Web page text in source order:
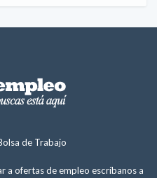
de Trabajo
a ofertas de empleo escríbanos a